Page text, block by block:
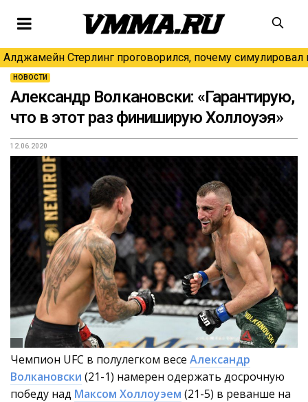
Алджамейн Стерлинг проговорился, почему симулировал
НОВОСТИ
Александр Волкановски: «Гарантирую,
что в этот раз финиширую Холлоуэя»
12.06.2020
Чемпион UFC в полулегком весе Александр
Волкановски (21-1) намерен одержать досрочную
победу над Максом Холлоуэем (21-5) в реванше на